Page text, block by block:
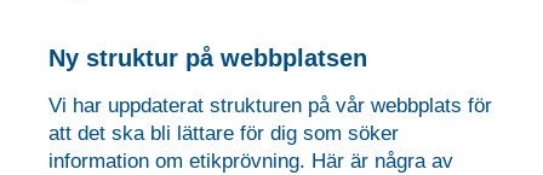
Ny struktur på webbplatsen
Vi har uppdaterat strukturen på vår webbplats för
att det ska bli lättare för dig som söker
information om etikprövning. Här är några av